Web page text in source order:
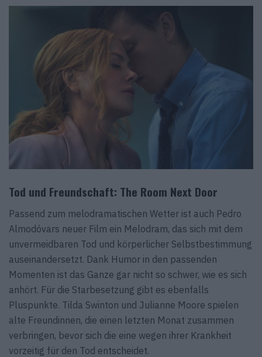
Tod und Freundschaft: The Room Next Door
Passend zum melodramatischen Wetter ist auch Pedro
Almodóvars neuer Film ein Melodram, das sich mit dem
unvermeidbaren Tod und körperlicher Selbstbestimmung
auseinandersetzt. Dank Humor in den passenden
Momenten ist das Ganze gar nicht so schwer, wie es sich
anhört. Für die Starbesetzung gibt es ebenfalls
Pluspunkte. Tilda Swinton und Julianne Moore spielen
alte Freundinnen, die einen letzten Monat zusammen
verbringen, bevor sich die eine wegen ihrer Krankheit
vorzeitig für den Tod entscheidet.